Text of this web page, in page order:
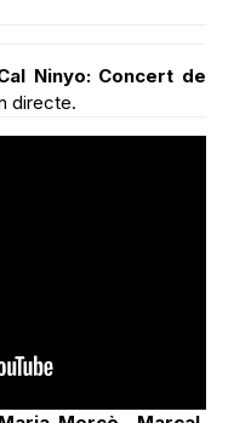
Ninyo: Concert de
Mercè Marçal,
cultural. Per als
sortir de Sant Boi.